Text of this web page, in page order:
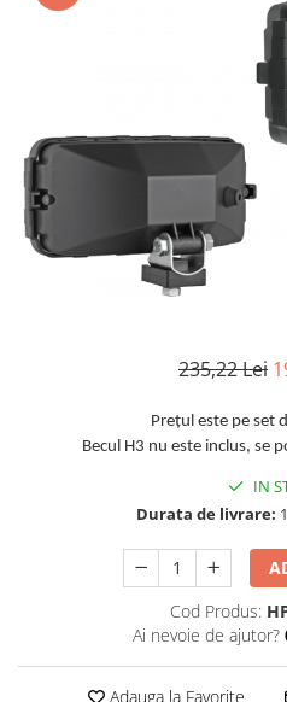
Daf XG
TGA
TGL
TGS
TGX
Mercedes Actros
Mercedes Actros MP4, MP5
Mercedes Actros MP6
Mercedes Arocs
Scania R S G P Next Generation
235,22 Lei
Prețul este pe set
Becul H3 nu este inclus, se
IN
Durata de livrare:
Cod Produs:
Ai nevoie de ajutor?
Adauga la Favorite